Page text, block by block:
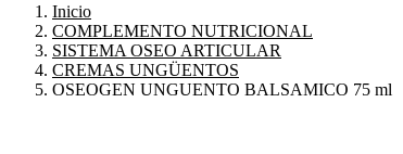
Inicio
COMPLEMENTO NUTRICIONAL
SISTEMA OSEO ARTICULAR
CREMAS UNGÜENTOS
OSEOGEN UNGUENTO BALSAMICO 75 ml